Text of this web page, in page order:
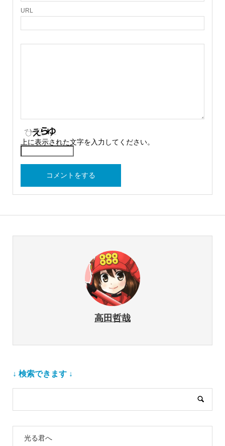
URL
上に表示された文字を入力してください。
高田哲哉
↓ 検索できます ↓
光る君へ